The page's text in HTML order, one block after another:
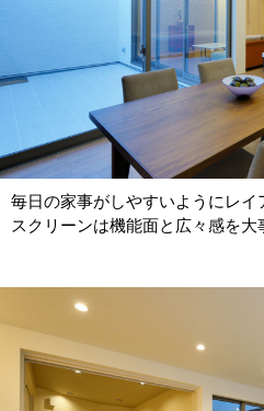
毎日の家事がしやすいようにレ
スクリーンは機能面と広々感を大